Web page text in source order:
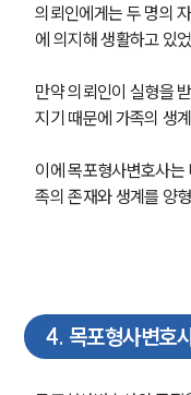
의뢰인에게는 두 명의
에 의지해 생활하고 있
만약 의뢰인이 실형을
지기 때문에 가족의 생
이에 목포형사변호사
족의 존재와 생계를 양
4. 목포형사변호